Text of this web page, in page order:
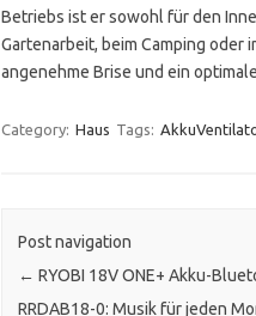
Betriebs ist er sowohl für den
Gartenarbeit, beim Camping oder
angenehme Brise und ein
Category: Haus Tags:
Post navigation
← RYOBI 18V ONE+ Akku-
RRDAB18-0: Musik für jeden